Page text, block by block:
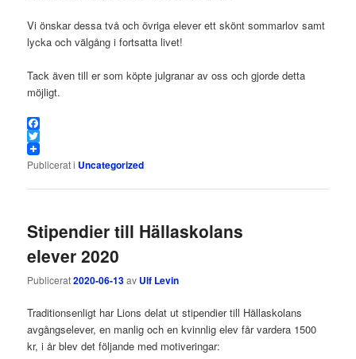
Vi önskar dessa två och övriga elever ett skönt sommarlov samt
lycka och välgång i fortsatta livet!
Tack även till er som köpte julgranar av oss och gjorde detta
möjligt.
Facebook
Twitter
Publicerat i Uncategorized
Stipendier till Hällaskolans
elever 2020
Publicerat2020-06-13av Ulf Levin
Traditionsenligt har Lions delat ut stipendier till Hällaskolans
avgångselever, en manlig och en kvinnlig elev får vardera 1500
kr, i år blev det följande med motiveringar: